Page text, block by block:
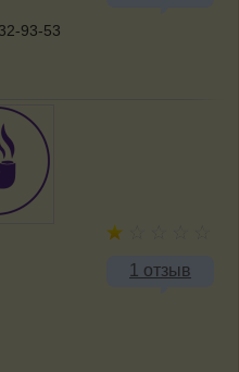
93-53
1 отзыв